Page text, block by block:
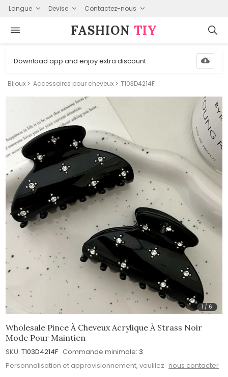
Langue Devise Contactez-nous
FASHION⁠ TIY
Download app and enjoy extra discount
Bijoux Accessoires pour cheveux T103D4214F
1 / 6
Wholesale Pince À Cheveux Acrylique À Strass Noir
Mode Pour Maintien
SKU: T103D4214F Commande minimale: 3
Personnalisation et approvisionnement, veuillez nous contacter